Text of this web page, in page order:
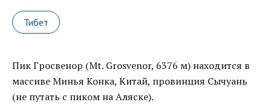
Тибет
Пик Гросвенор (Mt. Grosvenor, 6376 м) находится в
массиве Минья Конка, Китай, провинция Сычуань
(не путать с пиком на Аляске).